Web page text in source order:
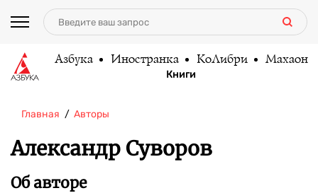
Азбука Иностранка КоЛибри Махаон
Книги
Главная Авторы
Александр Суворов
Об авторе